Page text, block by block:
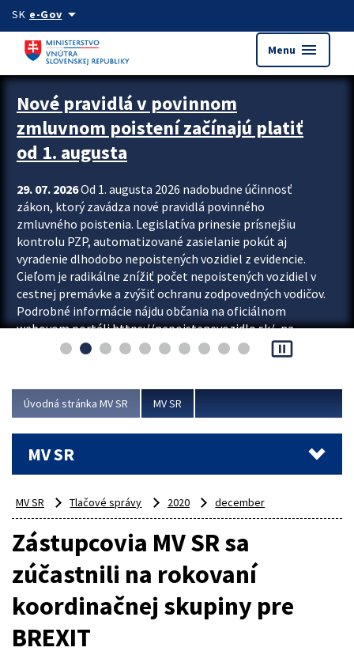
Preskocit na hlavný obsah
SK e-Govarrow_drop_down
Menu menu
Zastavit automatický posun upútavok
Nové pravidlá v povinnom
zmluvnom poistení začínajú platiť
od 1. augusta
29. 07. 2026Od 1. augusta 2026 nadobudne účinnosť
zákon, ktorý zavádza nové pravidlá povinného
zmluvného poistenia. Legislatíva prinesie prísnejšiu
kontrolu PZP, automatizované zasielanie pokút aj
vyradenie dlhodobo nepoistených vozidiel z evidencie.
Cieľom je radikálne znížiť počet nepoistených vozidiel v
cestnej premávke a zvýšiť ochranu zodpovedných vodičov.
Podrobné informácie nájdu občania na oficiálnom
webovom portáli https://nepoistenevozidlo.sk/, na
ktorom od augusta pribudne aj možnosť overiť si...
pause_presentation
Úvodná stránka MV SR MV SR
MV SR
MV SR Tlačové správy 2020 december
Zástupcovia MV SR sa
zúčastnili na rokovaní
koordinačnej skupiny pre
BREXIT